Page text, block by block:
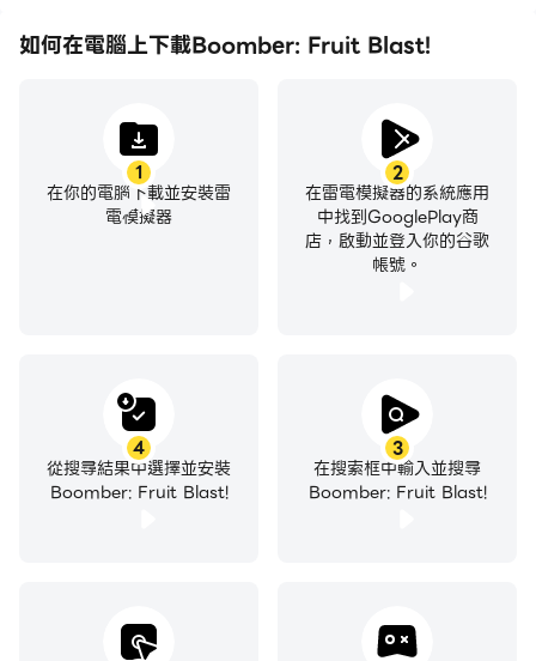
如何在電腦上下載Boomber: Fruit Blast!
1
在你的電腦下載並安裝雷
電模擬器
2
在雷電模擬器的系統應用
中找到GooglePlay商
店，啟動並登入你的谷歌
帳號。
3
在搜索框中輸入並搜尋
Boomber: Fruit Blast!
4
從搜尋結果中選擇並安裝
Boomber: Fruit Blast!